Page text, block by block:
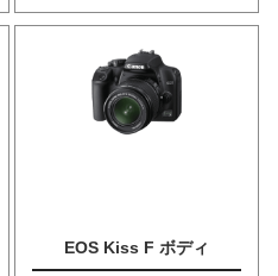
EOS Kiss F ボディ